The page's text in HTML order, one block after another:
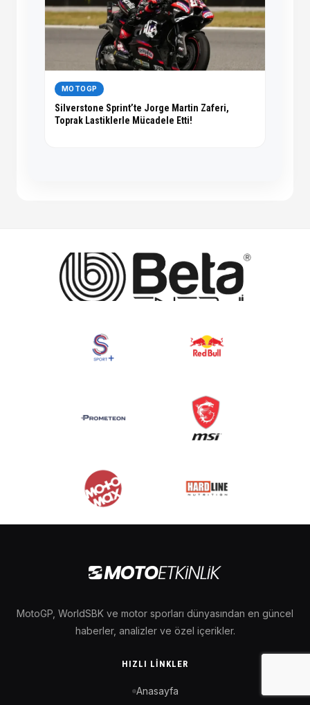
MOTOGP
Silverstone Sprint’te Jorge Martin Zaferi,
Toprak Lastiklerle Mücadele Etti!
MotoGP, WorldSBK ve motor sporları dünyasından en güncel
haberler, analizler ve özel içerikler.
HIZLI LINKLER
Anasayfa